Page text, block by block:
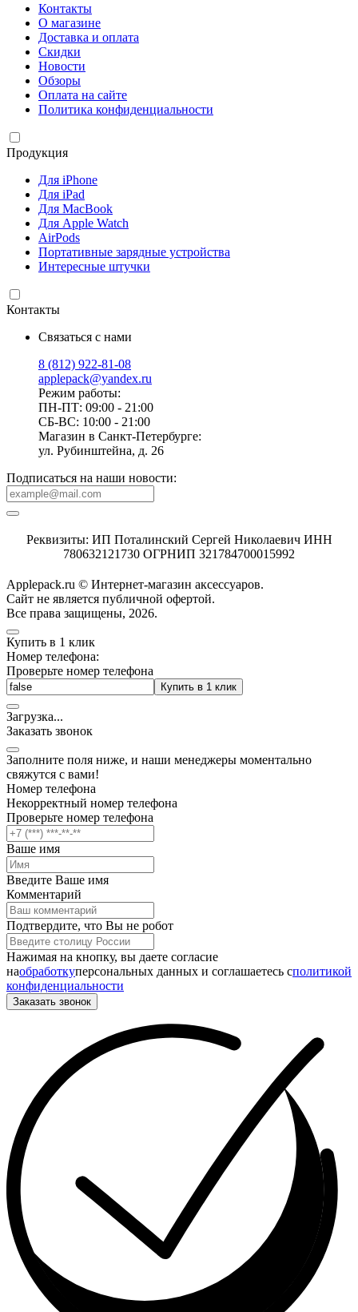
Контакты
О магазине
Доставка и оплата
Скидки
Новости
Обзоры
Оплата на сайте
Политика конфиденциальности
Продукция
Для iPhone
Для iPad
Для MacBook
Для Apple Watch
AirPods
Портативные зарядные устройства
Интересные штучки
Контакты
Связаться с нами
8 (812) 922-81-08
applepack@yandex.ru
Режим работы:
ПН-ПТ: 09:00 - 21:00
СБ-ВС: 10:00 - 21:00
Магазин в Санкт-Петербурге:
ул. Рубинштейна, д. 26
Подписаться на наши новости:
Реквизиты: ИП Поталинский Сергей Николаевич ИНН
780632121730 ОГРНИП 321784700015992
Applepack.ru © Интернет-магазин аксессуаров.
Cайт не является публичной офертой.
Все права защищены, 2026.
Купить в 1 клик
Номер телефона:
Проверьте номер телефона
Купить в 1 клик
Загрузка...
Заказать звонок
Заполните поля ниже, и наши менеджеры моментально
свяжутся с вами!
Номер телефона
Некорректный номер телефона
Проверьте номер телефона
Ваше имя
Введите Ваше имя
Комментарий
Подтвердите, что Вы не робот
Нажимая на кнопку, вы даете согласие
наобработкуперсональных данных и соглашаетесь cполитикой
конфиденциальности
Заказать звонок